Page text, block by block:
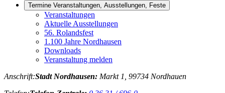
Termine Veranstaltungen, Ausstellungen, Feste
Veranstaltungen
Aktuelle Ausstellungen
56. Rolandsfest
1.100 Jahre Nordhausen
Downloads
Veranstaltung melden
Anschrift:Stadt Nordhausen: Markt 1, 99734 Nordhauen